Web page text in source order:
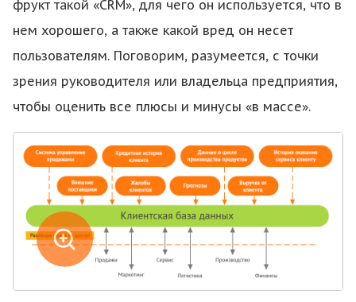
фрукт такой «CRM», для чего он используется, что в
нем хорошего, а также какой вред он несет
пользователям. Поговорим, разумеется, с точки
зрения руководителя или владельца предприятия,
чтобы оценить все плюсы и минусы «в массе».